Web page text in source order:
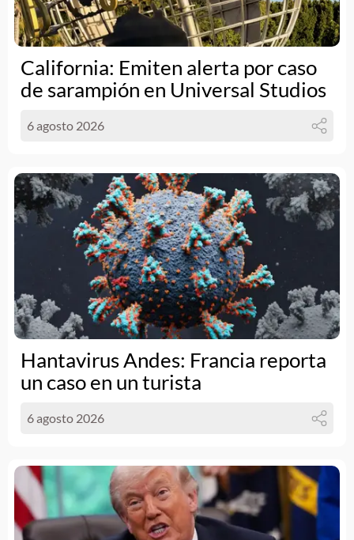
California: Emiten alerta por caso
de sarampión en Universal Studios
6 agosto 2026
Hantavirus Andes: Francia reporta
un caso en un turista
6 agosto 2026